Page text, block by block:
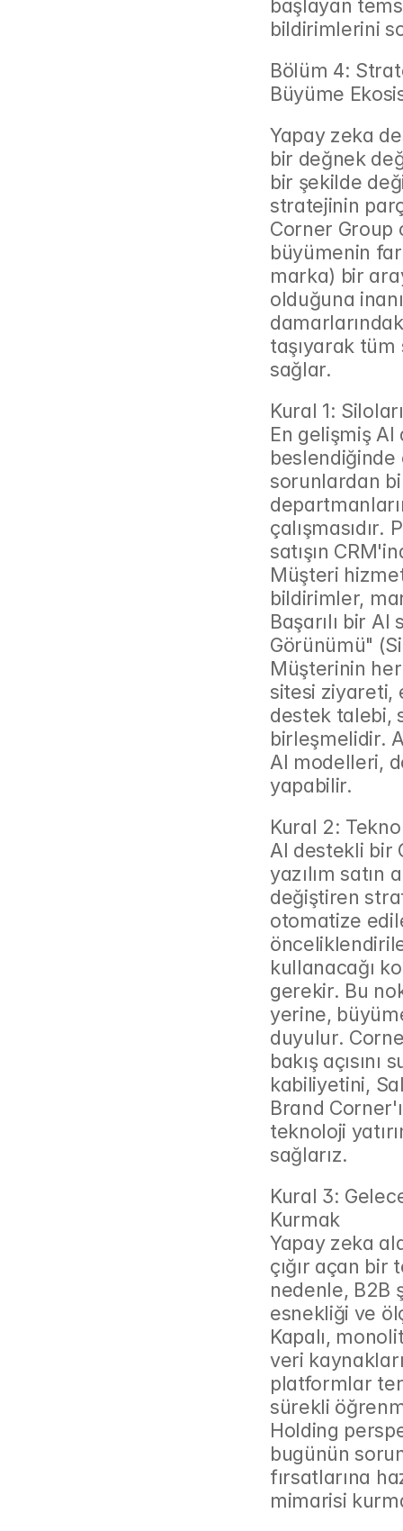
başlayan
bildirimlerini
Bölüm 4:
Büyüme
Yapay zeka
bir değnek
bir şekilde
stratejinin
Corner
büyümenin
marka) bir
olduğuna
taşıyarak tüm
sağlar.
Kural 1:
En gelişmiş
beslendiğinde
sorunlardan
çalışmasıdır.
satışın
Müşteri
bildirimler,
Başarılı bir
Görünümü"
Müşterinin
sitesi ziyareti,
destek talebi,
birleşmelidir.
AI modelleri,
yapabilir.
Kural 2:
AI destekli bir
yazılım satın
değiştiren
otomatize
kullanacağı
gerekir. Bu
yerine,
duyulur.
bakış
kabiliyetini,
Brand
teknoloji
sağlarız.
Kural 3:
Kurmak
Yapay zeka
çığır açan
nedenle, B2B
esnekliği ve
Kapalı,
veri
platformlar
sürekli
Holding
bugünün
fırsatlarına
mimarisi